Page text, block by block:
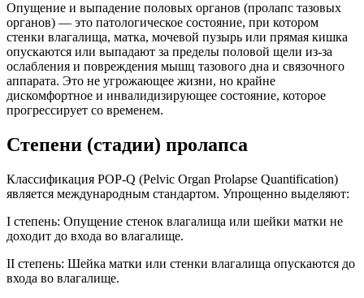
Опущение и выпадение половых органов (пролапс тазовых
органов) — это патологическое состояние, при котором
стенки влагалища, матка, мочевой пузырь или прямая кишка
опускаются или выпадают за пределы половой щели из-за
ослабления и повреждения мышц тазового дна и связочного
аппарата. Это не угрожающее жизни, но крайне
дискомфортное и инвалидизирующее состояние, которое
прогрессирует со временем.
Степени (стадии) пролапса
Классификация POP-Q (Pelvic Organ Prolapse Quantification)
является международным стандартом. Упрощенно выделяют:
I степень: Опущение стенок влагалища или шейки матки не
доходит до входа во влагалище.
II степень: Шейка матки или стенки влагалища опускаются до
входа во влагалище.